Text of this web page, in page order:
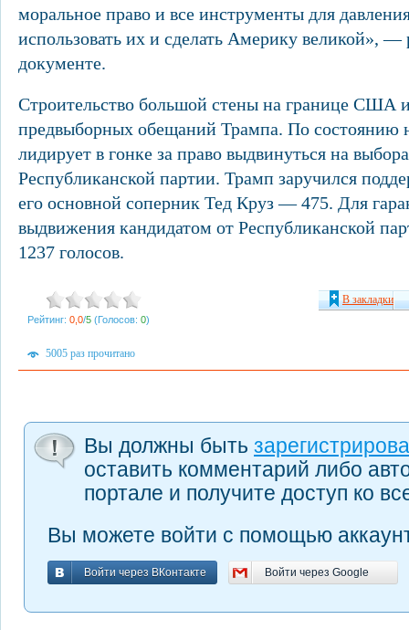
моральное право и все инструменты для
использовать их и сделать Америку великой», —
документе.
Строительство большой стены на границе
предвыборных обещаний Трампа. По состоянию
лидирует в гонке за право выдвинуться на
Республиканской партии. Трамп заручился
его основной соперник Тед Круз — 475. Для
выдвижения кандидатом от Республиканской
1237 голосов.
Рейтинг: 0,0/5 (Голосов: 0)
В закладки
5005 раз прочитано
Вы должны быть
оставить комментарий либо
портале и получите доступ ко
Вы можете войти с помощью
Войти через ВКонтакте
Войти через ВКонтакте Войти через Google
Войти через Google